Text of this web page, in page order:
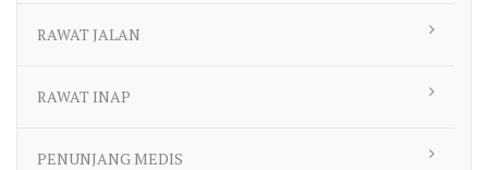
RAWAT JALAN
RAWAT INAP
PENUNJANG MEDIS